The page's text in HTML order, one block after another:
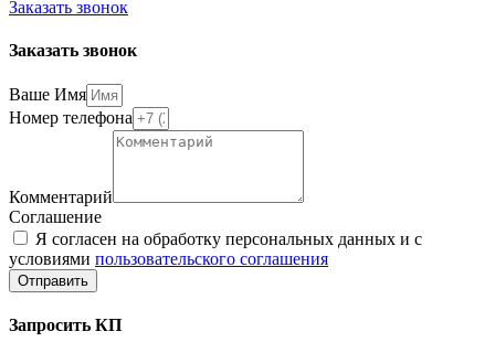
Заказать звонок
Заказать звонок
Ваше Имя
Номер телефона
Комментарий
Соглашение
Я согласен на обработку персональных данных и с
условиями пользовательского соглашения
Отправить
Запросить КП